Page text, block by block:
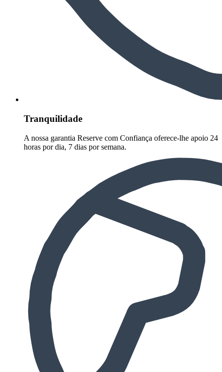
Tranquilidade
A nossa garantia Reserve com Confiança oferece-lhe apoio 24
horas por dia, 7 dias por semana.